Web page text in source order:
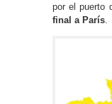
por el puerto
final a París